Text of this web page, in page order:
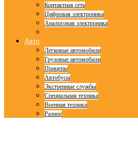
Контактная сеть
Цифровая электроника
Аналоговая электроника
Авто
Легковые автомобили
Грузовые автомобили
Прицепы
Автобусы
Экстренные службы
Специальная техника
Военная техника
Разное